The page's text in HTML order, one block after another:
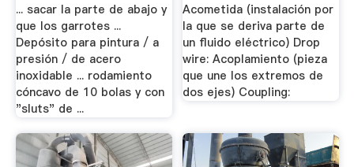
... sacar la parte de abajo y
que los garrotes ...
Depósito para pintura / a
presión / de acero
inoxidable ... rodamiento
cóncavo de 10 bolas y con
"sluts" de ...
Acometida (instalación por
la que se deriva parte de
un fluido eléctrico) Drop
wire: Acoplamiento (pieza
que une los extremos de
dos ejes) Coupling: